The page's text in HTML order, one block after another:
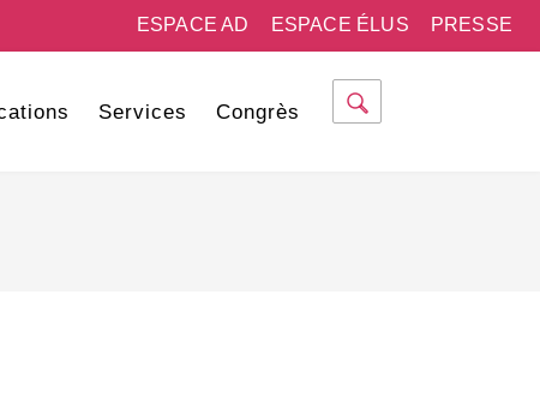
PRESSE
ESPACE ÉLUS
ESPACE AD
Services Congrès